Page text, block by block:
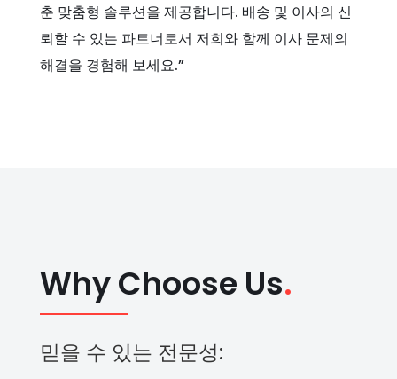
춘 맞춤형 솔루션을 제공합니다. 배송 및 이사의 신
뢰할 수 있는 파트너로서 저희와 함께 이사 문제의
해결을 경험해 보세요.”
Why Choose Us.
믿을 수 있는 전문성: